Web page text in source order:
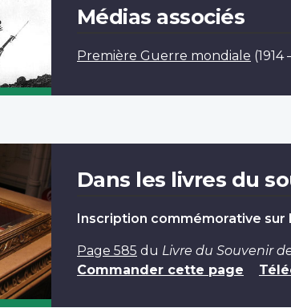
Médias associés
Première Guerre mondiale (1914
Dans les livres du
Inscription commémorative sur
Page 585 du Livre du Souvenir
Commander cette page